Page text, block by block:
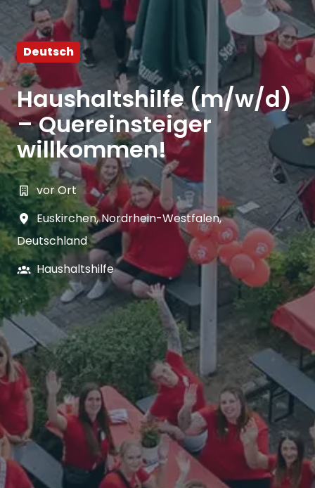
Deutsch
Haushaltshilfe (m/w/d)
– Quereinsteiger
willkommen!
vor Ort
Euskirchen,Nordrhein-Westfalen,
Deutschland
Haushaltshilfe